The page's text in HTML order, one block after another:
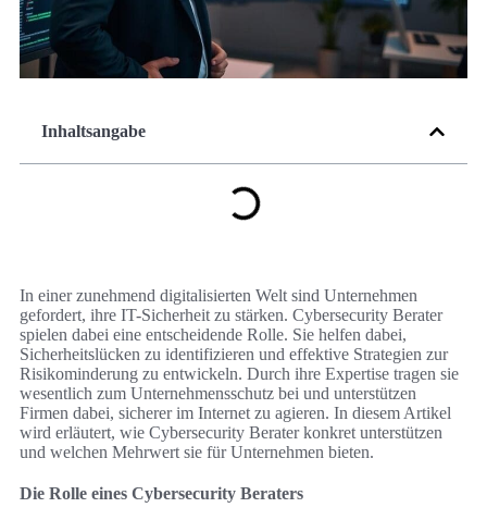
Inhaltsangabe
In einer zunehmend digitalisierten Welt sind Unternehmen
gefordert, ihre IT-Sicherheit zu stärken. Cybersecurity Berater
spielen dabei eine entscheidende Rolle. Sie helfen dabei,
Sicherheitslücken zu identifizieren und effektive Strategien zur
Risikominderung zu entwickeln. Durch ihre Expertise tragen sie
wesentlich zum Unternehmensschutz bei und unterstützen
Firmen dabei, sicherer im Internet zu agieren. In diesem Artikel
wird erläutert, wie Cybersecurity Berater konkret unterstützen
und welchen Mehrwert sie für Unternehmen bieten.
Die Rolle eines Cybersecurity Beraters